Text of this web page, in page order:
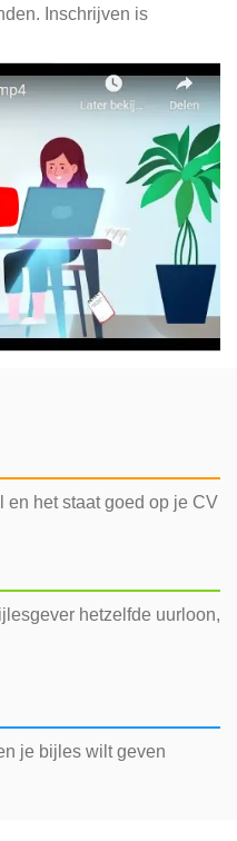
Inschrijven is
en het staat goed op je CV
hetzelfde uurloon,
je bijles wilt geven